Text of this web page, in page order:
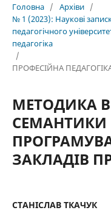
Головна / Архіви /
№ 1 (2023): Наукові
педагогічного
педагогіка
/
ПРОФЕСІЙНА
МЕТОДИКА
ЗАКЛАДІВ
СТАНІСЛАВ ТКАЧУК